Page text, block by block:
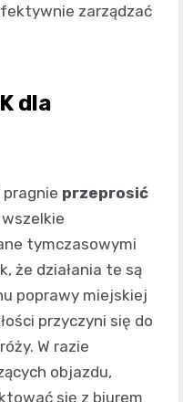
zarządzać
dla
pragnie przeprosić
tymczasowymi
że działania te są
poprawy miejskiej
przyczyni się do
W razie
objazdu,
się z biurem